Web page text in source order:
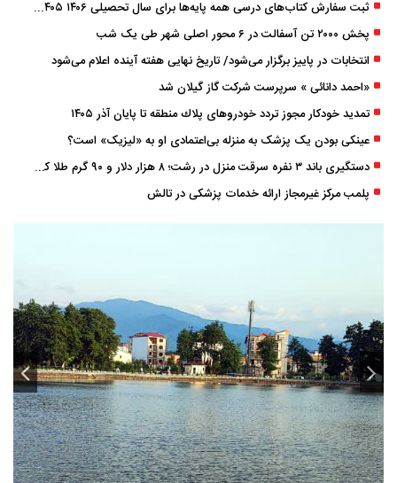
ثبت سفارش کتاب‌های درسی همه پایه‌ها برای سال تحصیلی ۱۴۰۶ ۱۴۰۵ فعال شد
پخش ۲۰۰۰ تن آسفالت در ۶ محور اصلی شهر طی یک شب
انتخابات در پاییز برگزار می‌شود/ تاریخ نهایی هفته آینده اعلام می‌شود
«احمد دانائی » سرپرست شرکت گاز گیلان شد
تمدید خودكار مجوز تردد خودروهای پلاك منطقه تا پایان آذر ۱۴۰۵
عینکی‌ بودن یک پزشک به منزله بی‌اعتمادی او به «لیزیک» است؟
دستگیری باند ۳ نفره سرقت منزل در رشت؛ ۸ هزار دلار و ۹۰ گرم طلا کشف شد
پلمب مرکز غیرمجاز ارائه خدمات پزشکی در تالش